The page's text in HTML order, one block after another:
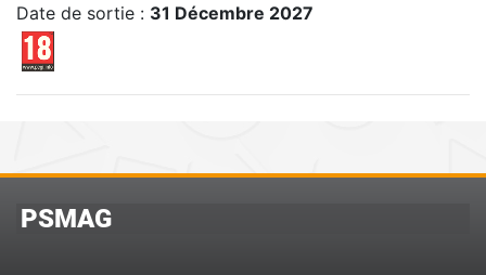
Date de sortie : 31 Décembre 2027
PSMAG